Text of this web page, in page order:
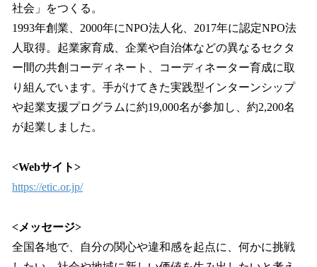
社会」をつくる。
1993年創業、2000年にNPO法人化、2017年に認定NPO法
人取得。起業家育成、企業や自治体などの異なるセクタ
ー間の共創コーディネート、コーディネーター育成に取
り組んでいます。手がけてきた実践型インターンシップ
や起業⽀援プログラムに約19,000名が参加し、約2,200名
が起業しました。
<Webサイト>
https://etic.or.jp/
<メッセージ>
全国各地で、自分の関心や違和感を起点に、何かに挑戦